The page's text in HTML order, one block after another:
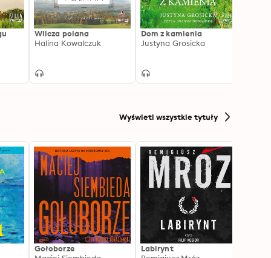
Wilcza polana
Halina Kowalczuk
Dom z kamienia
Justyna Grosicka
Wyświetl wszystkie tytuły
Gołoborze
Labirynt